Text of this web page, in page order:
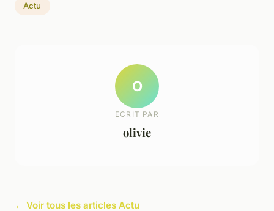
Actu
O
ECRIT PAR
olivie
← Voir tous les articles Actu